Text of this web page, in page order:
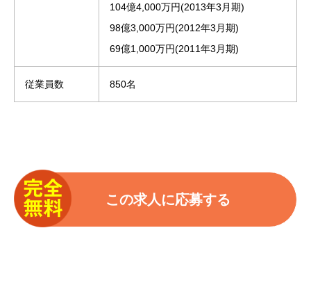
104億4,000万円(2013年3月期)
98億3,000万円(2012年3月期)
69億1,000万円(2011年3月期)
従業員数 850名